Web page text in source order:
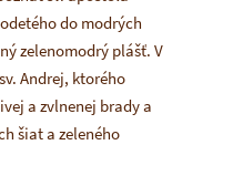
do modrých
zelenomodrý plášť. V
Andrej, ktorého
a zvlnenej brady a
šiat a zeleného